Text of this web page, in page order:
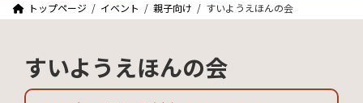
プ
動
トップページ イベント 親子向け すいようえほんの会
すいようえほんの会